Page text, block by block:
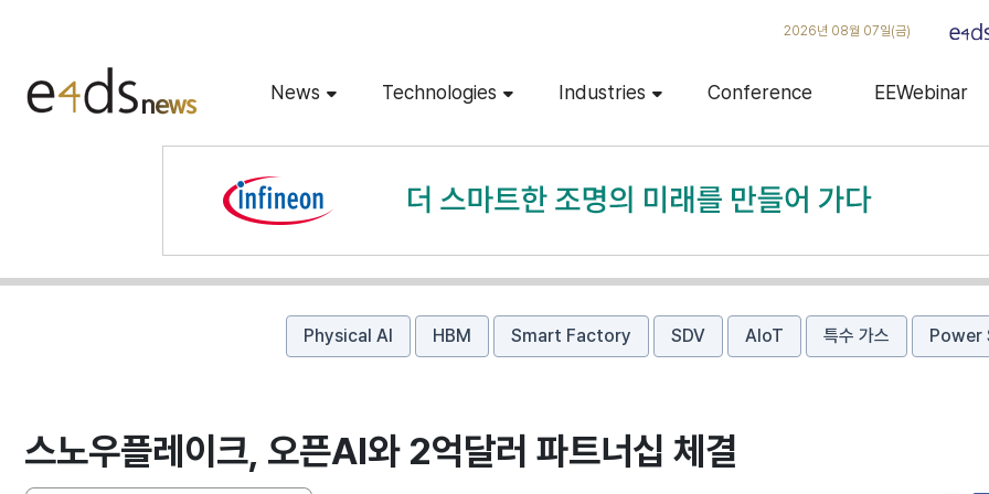
2026년 08월 07일(금)
News Technologies Industries Conference EEWebinar
Physical AI HBM Smart Factory SDV AIoT 특수 가스 Power
스노우플레이크, 오픈AI와 2억달러 파트너십 체결